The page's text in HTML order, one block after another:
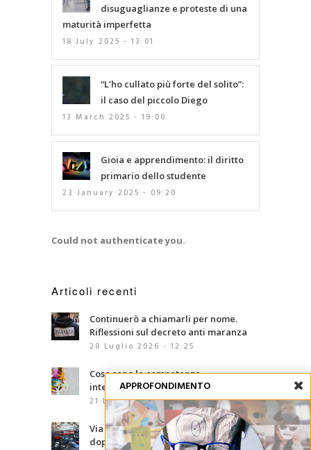
disuguaglianze e proteste di una
maturità imperfetta
18 July 2025 - 13:01
“L’ho cullato più forte del solito”:
il caso del piccolo Diego
13 March 2025 - 19:00
Gioia e apprendimento: il diritto
primario dello studente
23 January 2025 - 09:20
Could not authenticate you.
Articoli recenti
Continuerò a chiamarli per nome.
Riflessioni sul decreto anti maranza
28 Luglio 2026 - 12:25
Cosa sono le competenze
interculturali?
21 Luglio 2026 - 07:00
Via d’Amelio, trentaquattro anni
dopo: le mafie che abbiamo davanti
APPROFONDIMENTO